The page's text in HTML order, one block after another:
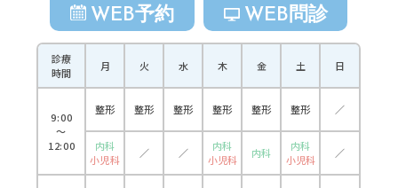
WEB予約 WEB問診
診療
時間
月 火 水 木 金 土 日
9:00
〜
12:00
整形 整形 整形 整形 整形 整形 ／
内科
小児科
／ ／
内科
小児科
内科
内科
小児科
／